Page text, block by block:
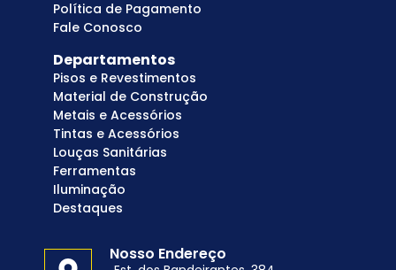
Política de Pagamento
Fale Conosco
Departamentos
Pisos e Revestimentos
Material de Construção
Metais e Acessórios
Tintas e Acessórios
Louças Sanitárias
Ferramentas
Iluminação
Destaques
Nosso Endereço